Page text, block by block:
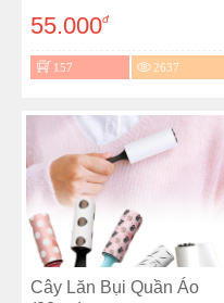
55.000đ
157 2637
Cây Lăn Bụi Quần Áo